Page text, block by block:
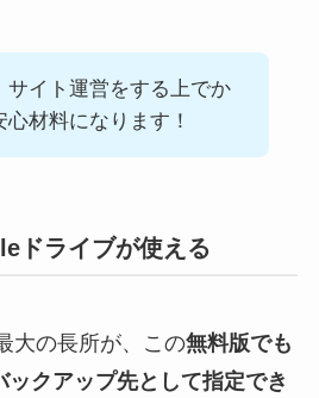
サイト運営をする上でか
心材料になります！
ドライブが使える
大の長所が、この無料版でも
クアップ先として指定でき